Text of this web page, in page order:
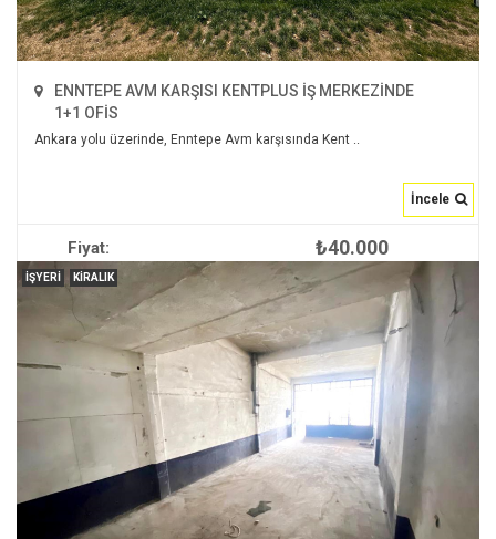
ENNTEPE AVM KARŞISI KENTPLUS İŞ MERKEZİNDE
1+1 OFİS
Ankara yolu üzerinde, Enntepe Avm karşısında Kent ..
İncele
Fiyat: ₺40.000
100 m 2 2 null
İŞYERI KIRALIK